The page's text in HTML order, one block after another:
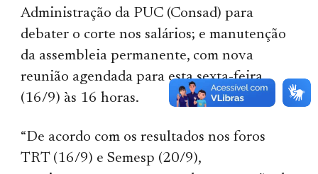
Administração da PUC (Consad) para
debater o corte nos salários; e manutenção
da assembleia permanente, com nova
reunião agendada para esta sexta-feira
(16/9) às 16 horas.
“De acordo com os resultados nos foros
TRT (16/9) e Semesp (20/9),